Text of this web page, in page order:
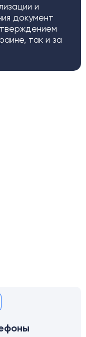
и
документ
так и за